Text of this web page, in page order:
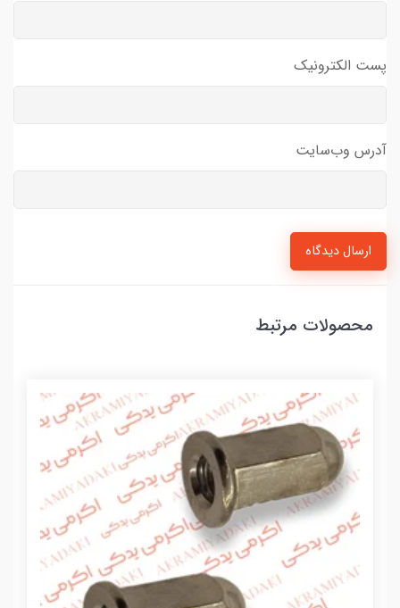
پست الکترونیک
آدرس وب‌سایت
ارسال دیدگاه
محصولات مرتبط